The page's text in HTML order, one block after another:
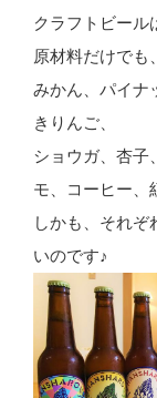
クラフトビール
原材料だけでも、
みかん、パイナ
きりんご、
ショウガ、杏子
モ、コーヒー
しかも、それぞ
いのです♪